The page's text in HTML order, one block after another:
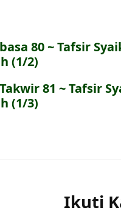
80 ~ Tafsir
(1/2)
81 ~ Tafsir
(1/3)
Ikuti